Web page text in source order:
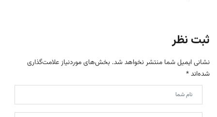
ثبت نظر
نشانی ایمیل شما منتشر نخواهد شد. بخش‌های موردنیاز علامت‌گذاری
شده‌اند*